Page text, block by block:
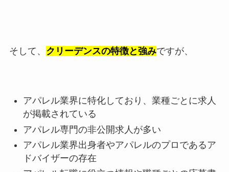
そして、 クリーデンスの特徴と強みですが、
アパレル業界に特化しており、業種ごとに求人
が掲載されている
アパレル専門の非公開求人が多い
アパレル業界出身者やアパレルのプロであるア
ドバイザーの存在